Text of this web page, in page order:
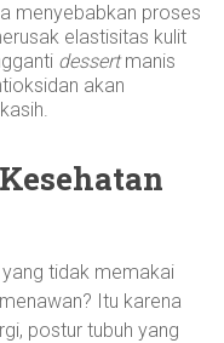
menyebabkan proses
elastisitas kulit
dessertmanis
akan
tidak memakai
Itu karena
postur tubuh yang